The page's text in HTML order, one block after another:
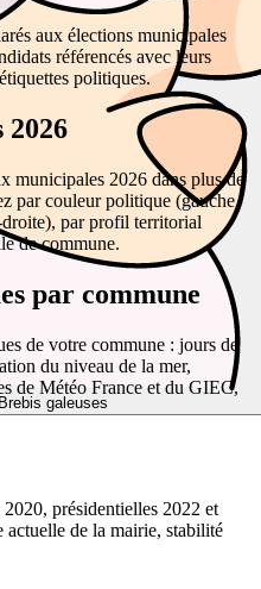
Brebis galeuses
aux élections municipales
référencés avec leurs
politiques.
2026
municipales 2026 dans plus de
par couleur politique (gauche,
par profil territorial
de commune.
par commune
de votre commune : jours de
du niveau de la mer,
de Météo France et du GIEC,
présidentielles 2022 et
de la mairie, stabilité